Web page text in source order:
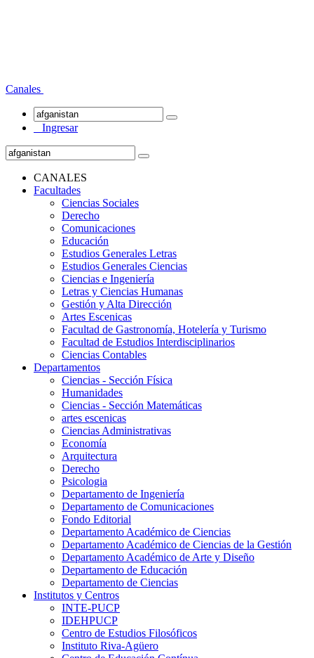
Canales
Ingresar
CANALES
Facultades
Ciencias Sociales
Derecho
Comunicaciones
Educación
Estudios Generales Letras
Estudios Generales Ciencias
Ciencias e Ingeniería
Letras y Ciencias Humanas
Gestión y Alta Dirección
Artes Escenicas
Facultad de Gastronomía, Hotelería y Turismo
Facultad de Estudios Interdisciplinarios
Ciencias Contables
Departamentos
Ciencias - Sección Física
Humanidades
Ciencias - Sección Matemáticas
artes escenicas
Ciencias Administrativas
Economía
Arquitectura
Derecho
Psicologia
Departamento de Ingeniería
Departamento de Comunicaciones
Fondo Editorial
Departamento Académico de Ciencias
Departamento Académico de Ciencias de la Gestión
Departamento Académico de Arte y Diseño
Departamento de Educación
Departamento de Ciencias
Institutos y Centros
INTE-PUCP
IDEHPUCP
Centro de Estudios Filosóficos
Instituto Riva-Agüero